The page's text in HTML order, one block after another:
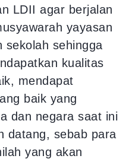
LDII agar berjalan
yayasan
sekolah sehingga
kualitas
mendapat
baik yang
dan negara saat ini
datang, sebab para
yang akan